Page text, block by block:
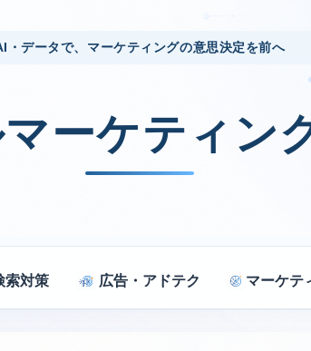
・データで、マーケティングの意思決定を前へ
ーケティン
索対策 広告・アドテク